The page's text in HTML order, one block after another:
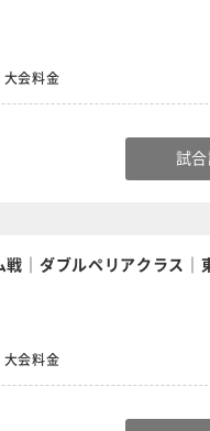
大会料金
試合
｜ダブルペリアクラス｜
大会料金